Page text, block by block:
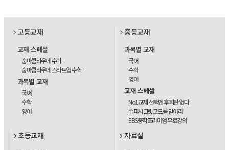
고등교재
교재 스페셜
숨마쿰라우데 수학
숨마쿰라우데 스타트업 수학
과목별 교재
국어
수학
영어
중등교재
과목별 교재
국어
수학
영어
교재 스페셜
No1교재 선택엔 후회란 없다
슈퍼시크릿코드를 믿어라
EBS중학프리미엄 무료강의
초등교재 자료실